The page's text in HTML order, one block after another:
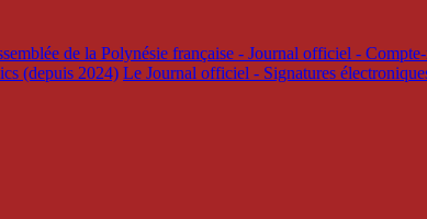
de la Polynésie française - Journal officiel -
(depuis 2024) Le Journal officiel - Signatures